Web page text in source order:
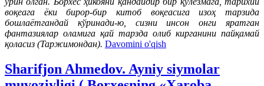
воқеага ёки бирор-бир китоб воқеасига изоҳ тарзида
бошлаётгандай кўринади-ю, сизни инсон онги яратган
фантазиялар оламига қай тарзда олиб кирганини пайқамай
қоласиз (Таржимондан). Davomini o'qish
Sharifjon Ahmedov. Ayniy siymolar